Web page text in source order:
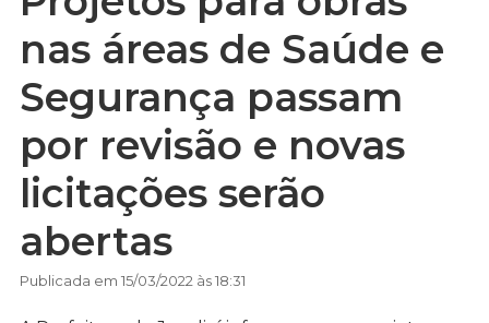
nas áreas de Saúde e
Segurança passam
por revisão e novas
licitações serão
abertas
Publicada em 15/03/2022 às 18:31